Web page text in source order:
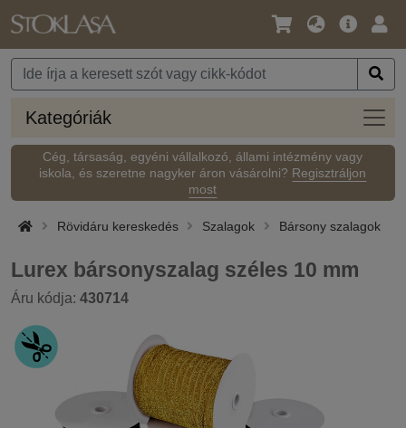
Nyelv
Pénznem
Fő
Kategóriák
Cég, társaság, egyéni vállalkozó, állami intézmény vagy
iskola, és szeretne nagyker áron vásárolni? Regisztráljon
most
Rövidáru kereskedés Szalagok Bársony szalagok
Lurex bársonyszalag széles 10 mm
Áru kódja: 430714